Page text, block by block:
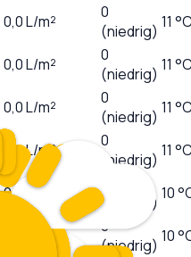
0,0L/m²
0
(niedrig) 11
0,0L/m²
0
(niedrig) 11
0,0L/m²
0
(niedrig) 11
0,0L/m²
0
(niedrig) 11
0,0 L/m²
(niedrig) 10
L/m²
0
(niedrig) 10